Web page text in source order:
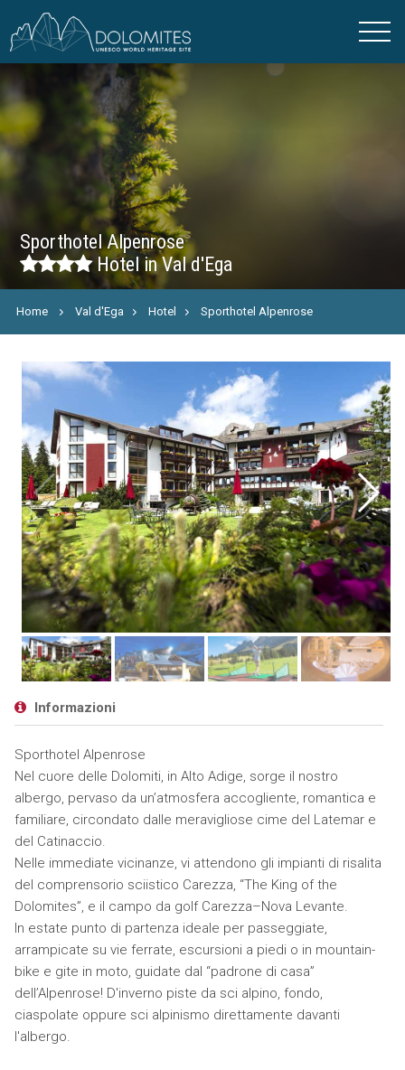
Sporthotel Alpenrose
Hotel in Val d'Ega
Home Val d'Ega Hotel Sporthotel Alpenrose
Informazioni
Sporthotel Alpenrose
Nel cuore delle Dolomiti, in Alto Adige, sorge il nostro
albergo, pervaso da un’atmosfera accogliente, romantica e
familiare, circondato dalle meravigliose cime del Latemar e
del Catinaccio.
Nelle immediate vicinanze, vi attendono gli impianti di risalita
del comprensorio sciistico Carezza, “The King of the
Dolomites”, e il campo da golf Carezza–Nova Levante.
In estate punto di partenza ideale per passeggiate,
arrampicate su vie ferrate, escursioni a piedi o in mountain-
bike e gite in moto, guidate dal “padrone di casa”
dell’Alpenrose! D'inverno piste da sci alpino, fondo,
ciaspolate oppure sci alpinismo direttamente davanti
l'albergo.